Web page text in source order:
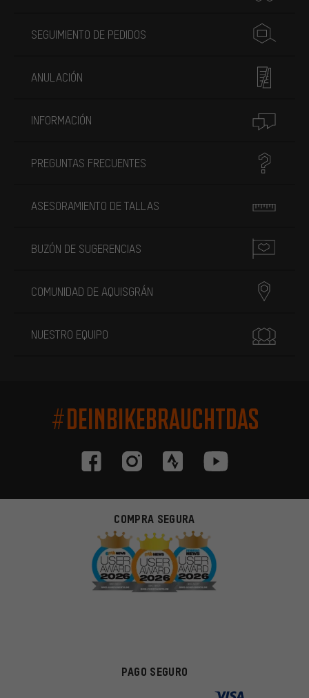
SEGUIMIENTO DE PEDIDOS
ANULACIÓN
INFORMACIÓN
PREGUNTAS FRECUENTES
ASESORAMIENTO DE TALLAS
BUZÓN DE SUGERENCIAS
COMUNIDAD DE AQUISGRÁN
NUESTRO EQUIPO
#DEINBIKEBRAUCHTDAS
COMPRA SEGURA
PAGO SEGURO